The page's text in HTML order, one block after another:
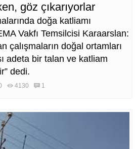
göz çıkarıyorlar
doğa katliamı
Vakfı Temsilcisi Karaarslan:
çalışmaların doğal ortamları
adeta bir talan ve katliam
dedi.
4130 1